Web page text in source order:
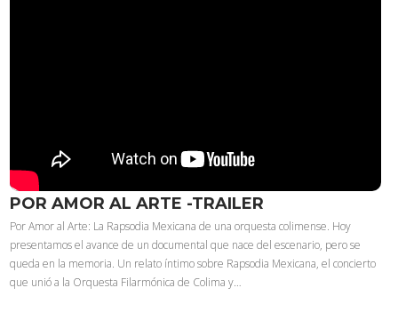
POR AMOR AL ARTE -TRAILER
Por Amor al Arte: La Rapsodia Mexicana de una orquesta colimense. Hoy
presentamos el avance de un documental que nace del escenario, pero se
queda en la memoria. Un relato íntimo sobre Rapsodia Mexicana, el concierto
que unió a la Orquesta Filarmónica de Colima y…